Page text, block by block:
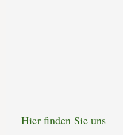
Hier finden Sie uns